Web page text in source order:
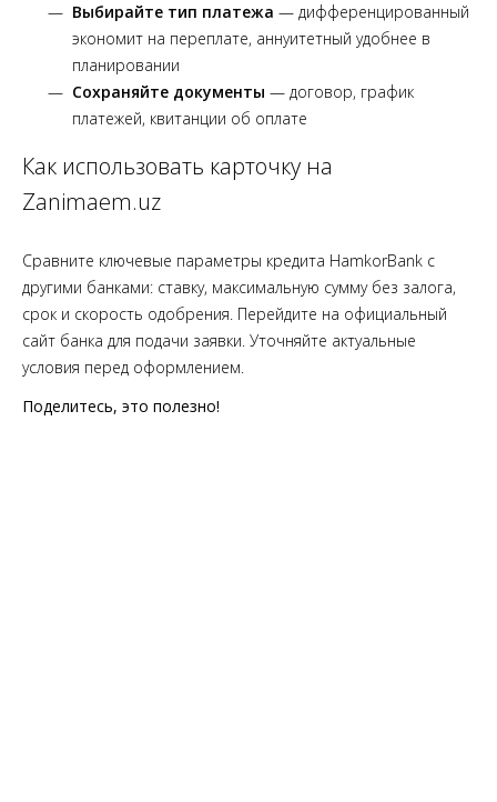
Выбирайте тип платежа — дифференцированный
экономит на переплате, аннуитетный удобнее в
планировании
Сохраняйте документы — договор, график
платежей, квитанции об оплате
Как использовать карточку на
Zanimaem.uz
Сравните ключевые параметры кредита HamkorBank с
другими банками: ставку, максимальную сумму без залога,
срок и скорость одобрения. Перейдите на официальный
сайт банка для подачи заявки. Уточняйте актуальные
условия перед оформлением.
Поделитесь, это полезно!